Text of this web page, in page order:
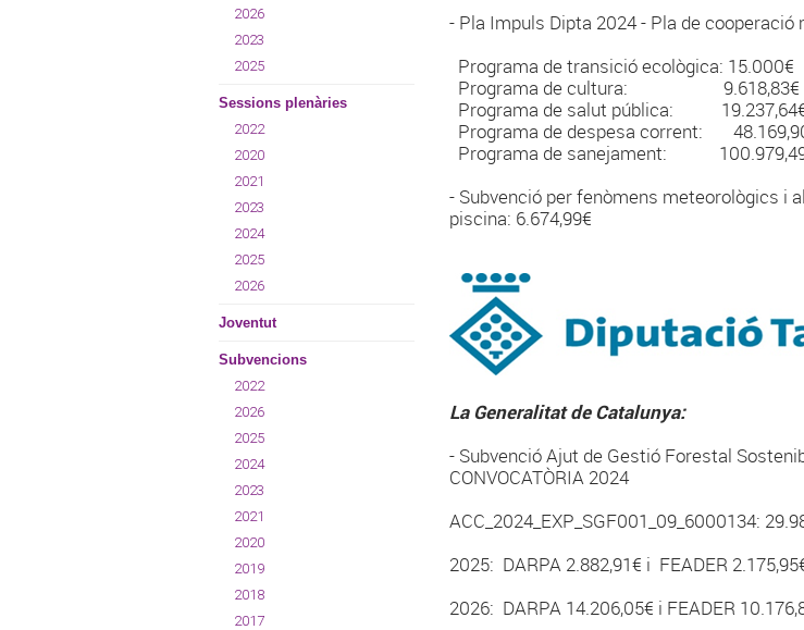
2026
2023
2025
Sessions plenàries
2022
2020
2021
2023
2024
2025
2026
Joventut
Subvencions
2022
2026
2025
2024
2023
2021
2020
2019
2018
2017
- Pla Impuls Dipta 2024 - Pla de
​ Programa de transició ecològica: 15.000€
Programa de cultura: 9.618,83€
Programa de salut pública:
Programa de despesa corrent:
Programa de sanejament:
- Subvenció per fenòmens meteorològics i
piscina: 6.674,99€
La Generalitat de Catalunya:
- Subvenció Ajut de Gestió Forestal
CONVOCATÒRIA 2024
ACC_2024_EXP_SGF001_09_6000134:
2025: DARPA 2.882,91€ i FEADER
2026: DARPA 14.206,05€ i FEADER